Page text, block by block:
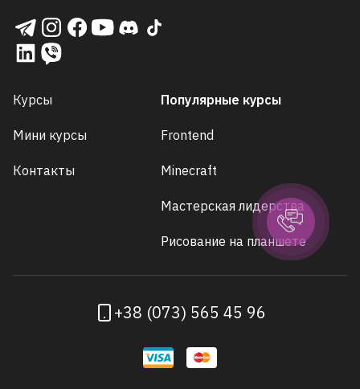
Курсы
Мини курсы
Контакты
Популярные курсы
Frontend
Minecraft
Мастерская лидерства
Рисование на планшете
+38 (073) 565 45 96